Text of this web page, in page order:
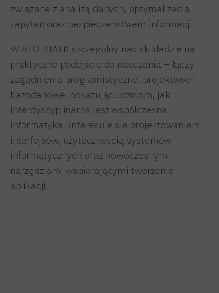
związane z analizą danych, optymalizacją
zapytań oraz bezpieczeństwem informacji.
W ALO PJATK szczególny nacisk kładzie na
praktyczne podejście do nauczania – łączy
zagadnienia programistyczne, projektowe i
bazodanowe, pokazując uczniom, jak
interdyscyplinarna jest współczesna
informatyka. Interesuje się projektowaniem
interfejsów, użytecznością systemów
informatycznych oraz nowoczesnymi
narzędziami wspierającymi tworzenie
aplikacji.